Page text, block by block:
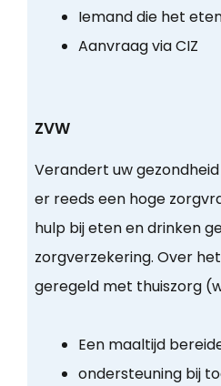
Iemand die het
Aanvraag via CIZ
ZVW
Verandert uw
er reeds een hoge
hulp bij eten en drinken
zorgverzekering. Over
geregeld met thuiszorg
Een maaltijd
ondersteuning bij